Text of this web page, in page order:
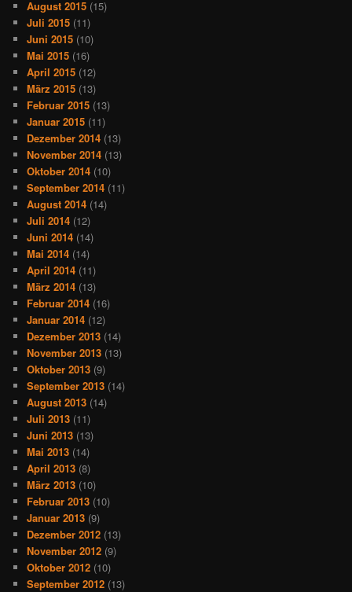
August 2015 (15)
Juli 2015 (11)
Juni 2015 (10)
Mai 2015 (16)
April 2015 (12)
März 2015 (13)
Februar 2015 (13)
Januar 2015 (11)
Dezember 2014 (13)
November 2014 (13)
Oktober 2014 (10)
September 2014 (11)
August 2014 (14)
Juli 2014 (12)
Juni 2014 (14)
Mai 2014 (14)
April 2014 (11)
März 2014 (13)
Februar 2014 (16)
Januar 2014 (12)
Dezember 2013 (14)
November 2013 (13)
Oktober 2013 (9)
September 2013 (14)
August 2013 (14)
Juli 2013 (11)
Juni 2013 (13)
Mai 2013 (14)
April 2013 (8)
März 2013 (10)
Februar 2013 (10)
Januar 2013 (9)
Dezember 2012 (13)
November 2012 (9)
Oktober 2012 (10)
September 2012 (13)